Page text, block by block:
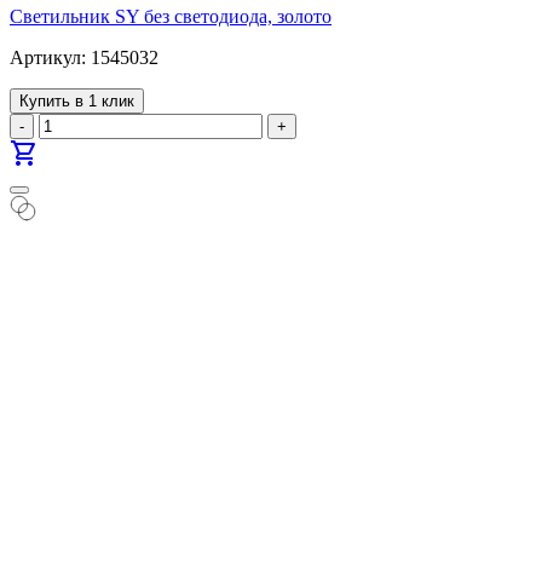
Светильник SY без светодиода, золото
Артикул: 1545032
Купить в 1 клик
-
+
shopping_cart